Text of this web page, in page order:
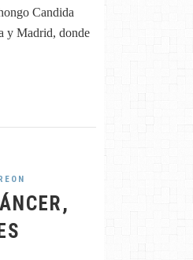
Candida
y Madrid, donde